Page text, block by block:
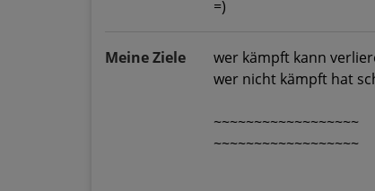
=)
Meine Ziele
wer kämpft kann
wer nicht kämpft hat
~~~~~~~~~~~~~~~~~~
~~~~~~~~~~~~~~~~~~